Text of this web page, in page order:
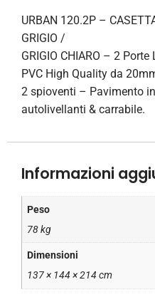
URBAN 120.2P –
GRIGIO /
GRIGIO CHIARO – 2
PVC High Quality da
2 spioventi – Pavimento
autolivellanti & carrabile.
Informazioni
Peso
78 kg
Dimensioni
137 × 144 × 214 cm